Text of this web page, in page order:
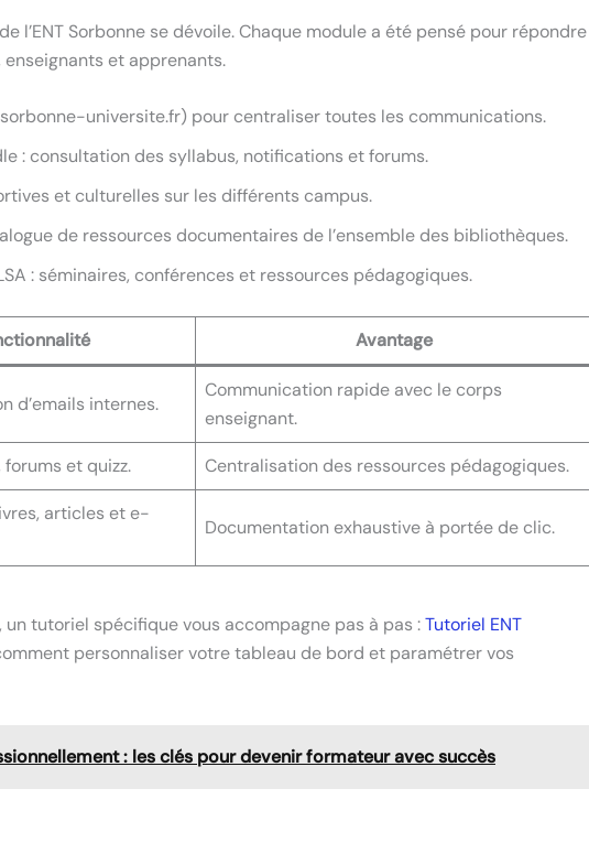
l’ENT Sorbonne se dévoile. Chaque module a été pensé pour répondre
et apprenants.
universite.fr) pour centraliser toutes les communications.
: consultation des syllabus, notifications et forums.
et culturelles sur les différents campus.
de ressources documentaires de l’ensemble des bibliothèques.
: séminaires, conférences et ressources pédagogiques.
Avantage
d’emails internes.
Communication rapide avec le corps
enseignant.
forums et quizz. Centralisation des ressources pédagogiques.
articles et e-
Documentation exhaustive à portée de clic.
tutoriel spécifique vous accompagne pas à pas :Tutoriel ENT
personnaliser votre tableau de bord et paramétrer vos
: les clés pour devenir formateur avec succès